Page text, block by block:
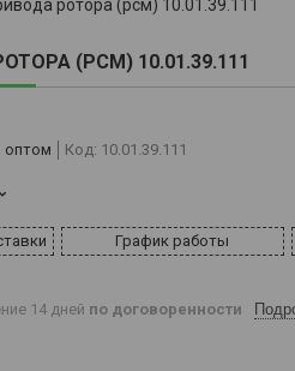
ротора (рсм) 10.01.39.111
(РСМ) 10.01.39.111
оптом Код: 10.01.39.111
График работы
14 дней по договоренности